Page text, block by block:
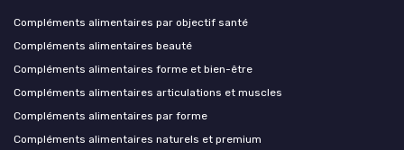
Compléments alimentaires par objectif santé
Compléments alimentaires beauté
Compléments alimentaires forme et bien-être
Compléments alimentaires articulations et muscles
Compléments alimentaires par forme
Compléments alimentaires naturels et premium